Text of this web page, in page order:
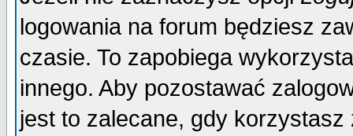
logowania na forum będziesz
czasie. To zapobiega
innego. Aby pozostawać
jest to zalecane, gdy